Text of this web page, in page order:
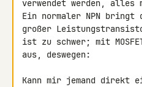
verwendet werden,
Ein normaler NPN
großer
ist zu schwer; mit
aus, deswegen:
Kann mir jemand direkt